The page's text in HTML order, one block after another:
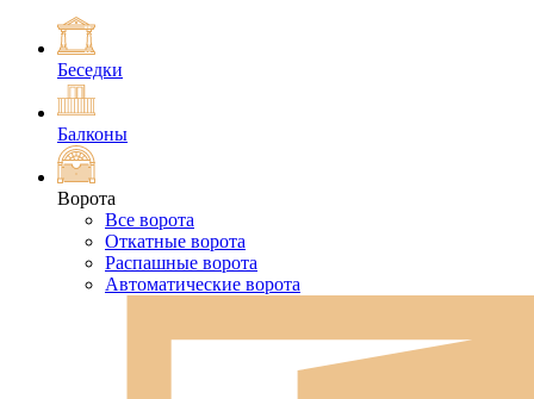
Беседки
Балконы
Ворота
Все ворота
Откатные ворота
Распашные ворота
Автоматические ворота